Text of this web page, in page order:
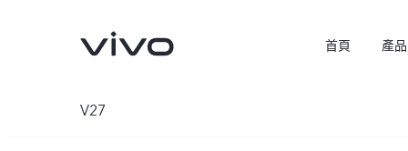
首頁 產品
V27